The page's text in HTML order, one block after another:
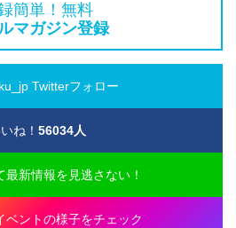
簡単！無料
マガジン登録
Twitterフォロー
ね！ 56034人
最新情報を見逃さない！
ベントの様子をチェック